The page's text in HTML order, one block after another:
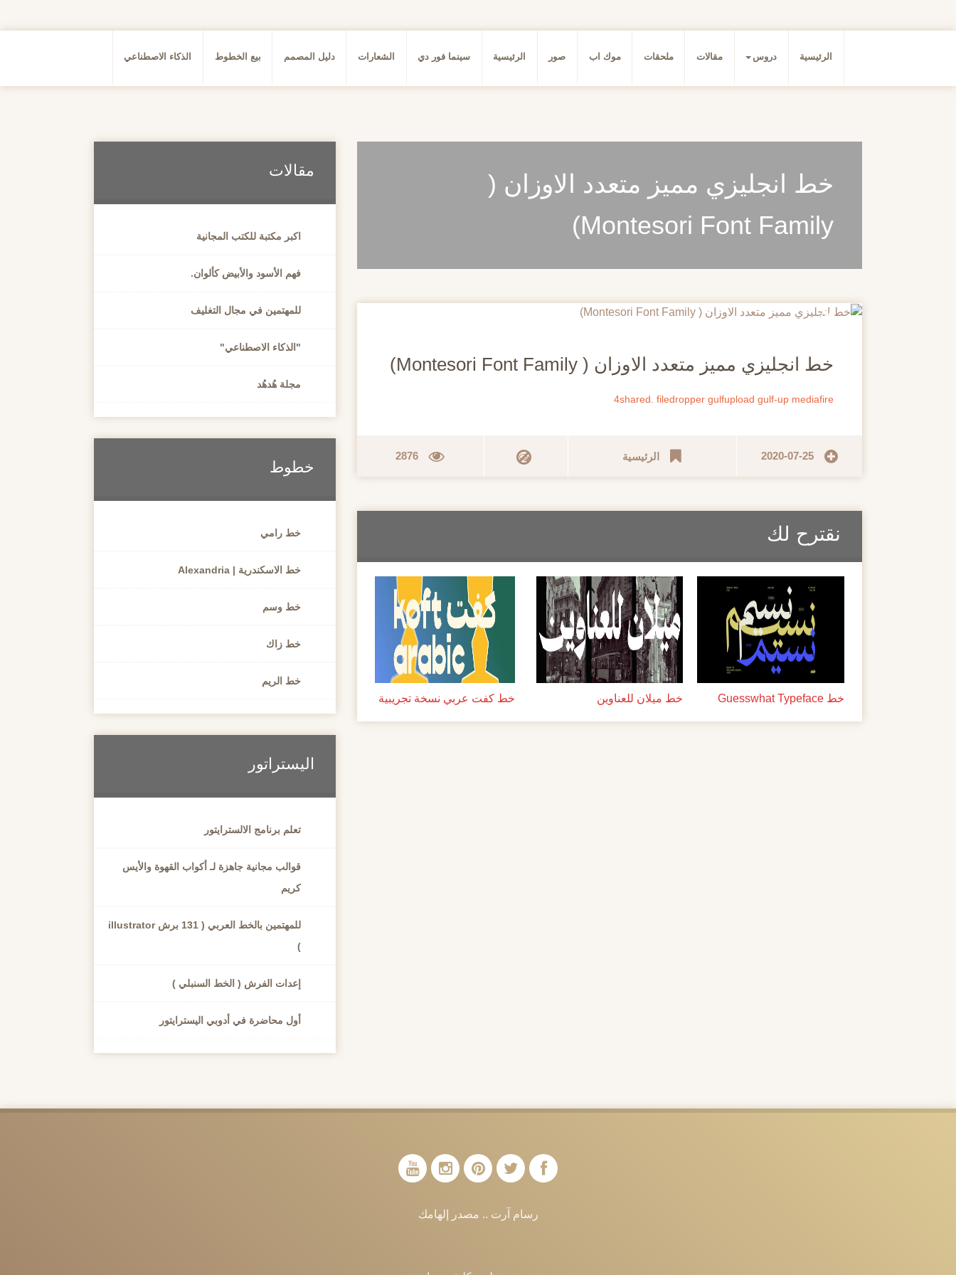
الرئيسية دروس مقالات ملحقات موك اب صور الرئيسية سينما فور دي الشعارات دليل المصمم بيع الخطوط الذكاء الاصطناعي
خط انجليزي مميز متعدد الاوزان (
Montesori Font Family)
20
خط انجليزي مميز متعدد الاوزان ( Montesori Font Family)
4shared. filedropper gulfupload gulf-up mediafire
2020-07-25 الرئيسية 2876
نقترح لك
خط Guesswhat Typeface خط ميلان للعناوين خط كفت عربي نسخة تجريبية
مقالات
اكبر مكتبة للكتب المجانية
فهم الأسود والأبيض كألوان.
للمهتمين في مجال التغليف
"الذكاء الاصطناعي"
مجلة هُدهُد
خطوط
خط رامي
خط الاسكندرية | Alexandria
خط وسم
خط زاك
خط الريم
اليستراتور
تعلم برنامج الالسترايتور
قوالب مجانية جاهزة لـ أكواب القهوة والأيس
كريم
للمهتمين بالخط العربي ( 131 برش illustrator
)
إعدات الفرش ( الخط السنبلي )
أول محاضرة في أدوبي اليسترايتور
رسام آرت .. مصدر إلهامك